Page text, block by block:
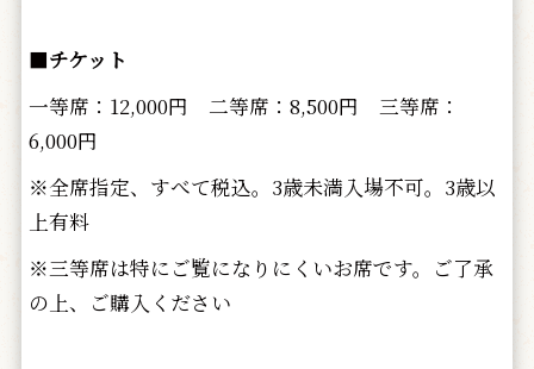
■チケット
一等席：12,000円 二等席：8,500円 三等席：
6,000円
※全席指定、すべて税込。3歳未満入場不可。3歳以
上有料
※三等席は特にご覧になりにくいお席です。ご了承
の上、ご購入ください